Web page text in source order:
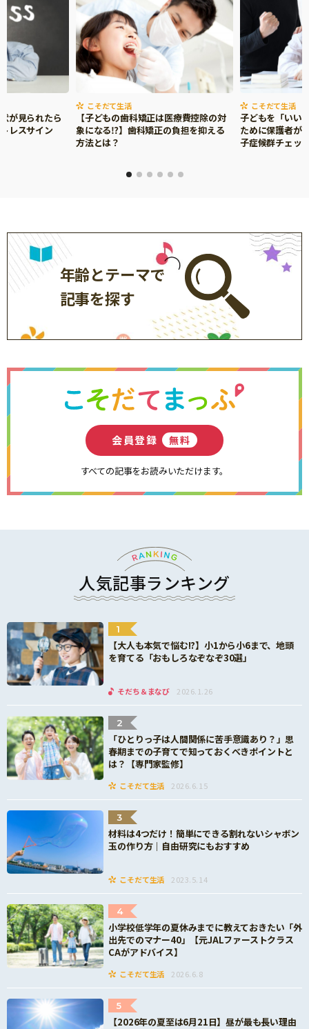
「こそだてまっぷ」とは
サイトのご利⽤にあたって
個⼈情報について
お問い合わせ
が見られたら
レスサイン
こそだて生活
【子どもの歯科矯正は医療費控除の対
象になる⁉】歯科矯正の負担を抑える
方法とは？
こそだて生活
子どもを「いい
ために保護者が
子症候群チェッ
年齢とテーマで
記事を探す
会員登録 無料
すべての記事をお読みいただけます。
人気記事ランキング
1
【大人も本気で悩む!?】小1から小6まで、地頭
を育てる「おもしろなぞなぞ30選」
そだち＆まなび 2026.1.26
2
「ひとりっ子は人間関係に苦手意識あり？」思
春期までの子育てで知っておくべきポイントと
は？【専門家監修】
こそだて生活 2026.6.15
3
材料は4つだけ！簡単にできる割れないシャボン
玉の作り方｜自由研究にもおすすめ
こそだて生活 2023.5.14
4
小学校低学年の夏休みまでに教えておきたい「外
出先でのマナー40」【元JALファーストクラス
CAがアドバイス】
こそだて生活 2026.6.8
5
【2026年の夏至は6月21日】昼が最も長い理由